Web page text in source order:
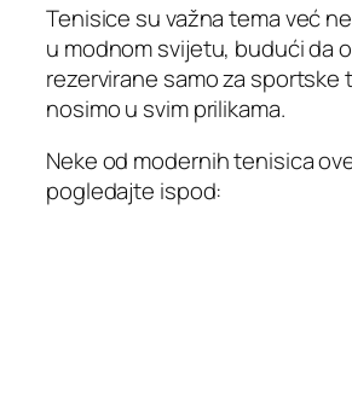
Tenisice su važna tema već
u modnom svijetu, budući da
rezervirane samo za sportske
nosimo u svim prilikama.
Neke od modernih tenisica
pogledajte ispod: